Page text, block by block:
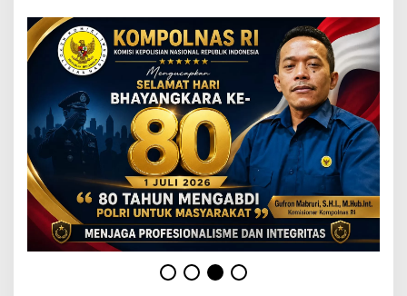
a
n
F
i
t
u
r
F
e
m
a
l
e
S
e
a